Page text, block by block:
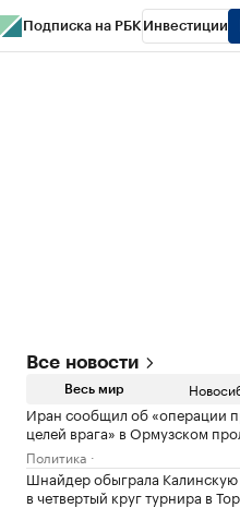
Подписка на РБК Инвестиции
Все новости
Весь мир
Иран сообщил об «операции
целей врага» в Ормузском
Политика
Шнайдер обыграла
в четвертый круг турнира в